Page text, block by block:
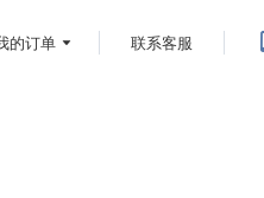
的订单 联系客服